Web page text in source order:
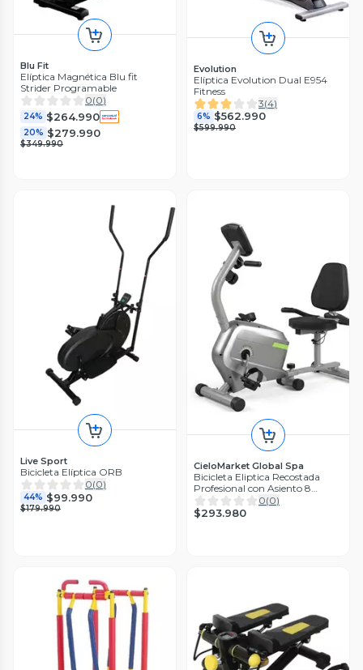
Blu Fit
Elíptica Magnética Blu fit
Strider Programable
0(0)
24% $264.990
20% $279.990
$349.990
Evolution
Elíptica Evolution Dual E954
Fitness
3(4)
6% $562.990
$599.990
Live Sport
Bicicleta Elíptica ORB
0(0)
44% $99.990
$179.990
CieloMarket Global Spa
Bicicleta Eliptica Recostada
Profesional con Asiento 8
Niveles
0(0)
$293.980